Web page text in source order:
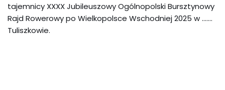
tajemnicy XXXX Jubileuszowy Ogólnopolski Bursztynowy
Rajd Rowerowy po Wielkopolsce Wschodniej 2025 w …….
Tuliszkowie.